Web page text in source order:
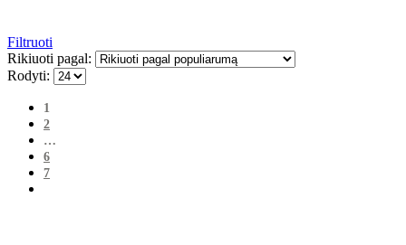
Filtruoti
Rikiuoti pagal:
Rodyti:
1
2
…
6
7